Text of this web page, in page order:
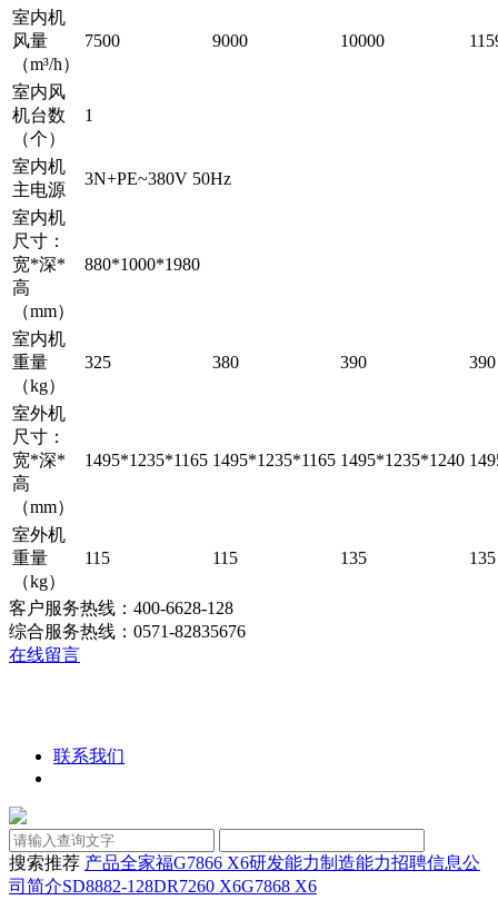
室内机
风量
（m³/h）
7500 9000 10000
室内风
机台数
（个）
1
室内机
主电源
3N+PE~380V 50Hz
室内机
尺寸：
宽*深*
高
（mm）
880*1000*1980
室内机
重量
（kg）
325 380 390 390
室外机
尺寸：
宽*深*
高
（mm）
1495*1235*1165 1495*1235*1165 1495*1235*1240
室外机
重量
（kg）
115 115 135 135
客户服务热线：400-6628-128
综合服务热线：0571-82835676
在线留言
联系我们
搜索推荐 产品全家福G7866 X6研发能力制造能力招聘信息公
司简介SD8882-128DR7260 X6G7868 X6